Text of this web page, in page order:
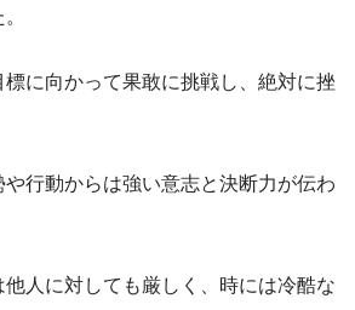
に向かって果敢に挑戦し、絶対に挫
行動からは強い意志と決断力が伝わ
他人に対しても厳しく、時には冷酷な